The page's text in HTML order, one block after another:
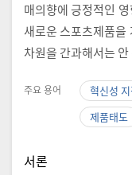
매의향에 긍정적인
새로운 스포츠제품을
차원을 간과해서는
주요 용어 혁신성
제품태도
서론